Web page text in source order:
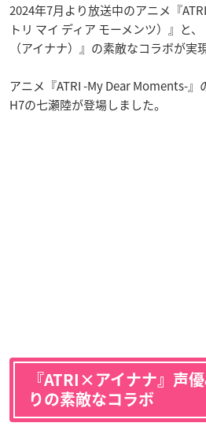
2024年7月より放送中のアニメ『
トリ マイ ディア モーメンツ）』と
（アイナナ）』の素敵なコラボが実
アニメ『ATRI -My Dear Moments-
H7の七瀬陸が登場しました。
『ATRI×アイナナ』声
りの素敵なコラボ